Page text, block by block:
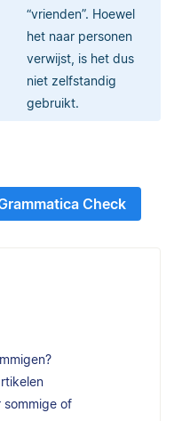
“vrienden”. Hoewel
het naar personen
verwijst, is het dus
niet zelfstandig
gebruikt.
Check
sommige of